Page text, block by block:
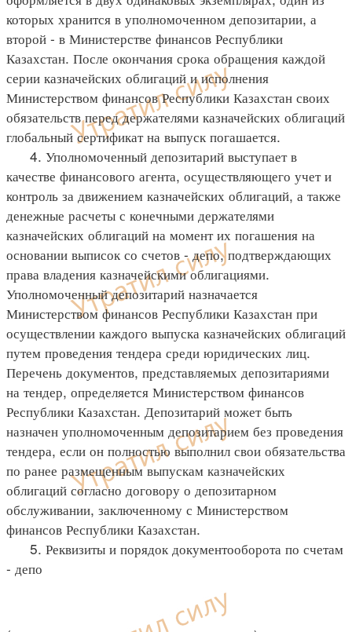
которых хранится в уполномоченном депозитарии, а
второй - в Министерстве финансов Республики
Казахстан. После окончания срока обращения каждой
серии казначейских облигаций и исполнения
Министерством финансов Республики Казахстан своих
обязательств перед держателями казначейских облигаций
глобальный сертификат на выпуск погашается.
4. Уполномоченный депозитарий выступает в
качестве финансового агента, осуществляющего учет и
контроль за движением казначейских облигаций, а также
денежные расчеты с конечными держателями
казначейских облигаций на момент их погашения на
основании выписок со счетов - депо, подтверждающих
права владения казначейскими облигациями.
Уполномоченный депозитарий назначается
Министерством финансов Республики Казахстан при
осуществлении каждого выпуска казначейских облигаций
путем проведения тендера среди юридических лиц.
Перечень документов, представляемых депозитариями
на тендер, определяется Министерством финансов
Республики Казахстан. Депозитарий может быть
назначен уполномоченным депозитарием без проведения
тендера, если он полностью выполнил свои обязательства
по ранее размещенным выпускам казначейских
облигаций согласно договору о депозитарном
обслуживании, заключенному с Министерством
финансов Республики Казахстан.
5. Реквизиты и порядок документооборота по счетам
- депо